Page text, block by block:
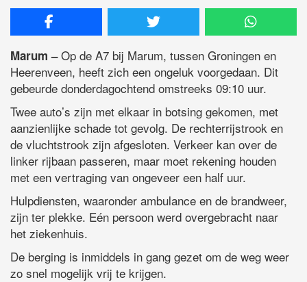
Marum –Op de A7 bij Marum, tussen Groningen en
Heerenveen, heeft zich een ongeluk voorgedaan. Dit
gebeurde donderdagochtend omstreeks 09:10 uur.
Twee auto’s zijn met elkaar in botsing gekomen, met
aanzienlijke schade tot gevolg. De rechterrijstrook en
de vluchtstrook zijn afgesloten. Verkeer kan over de
linker rijbaan passeren, maar moet rekening houden
met een vertraging van ongeveer een half uur.
Hulpdiensten, waaronder ambulance en de brandweer,
zijn ter plekke. Eén persoon werd overgebracht naar
het ziekenhuis.
De berging is inmiddels in gang gezet om de weg weer
zo snel mogelijk vrij te krijgen.